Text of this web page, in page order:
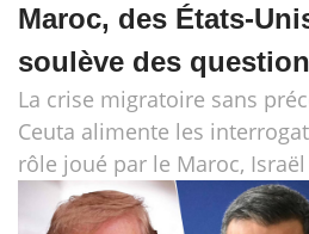
Maroc, des États-
soulève des
La crise migratoire sans
Ceuta alimente les
rôle joué par le Maroc,